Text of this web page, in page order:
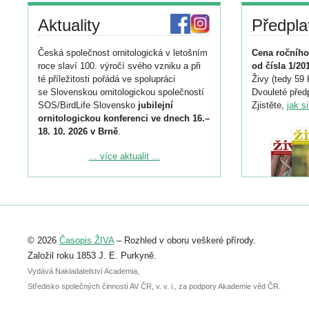
Aktuality
Česká společnost ornitologická v letošním
roce slaví 100. výročí svého vzniku a při
té příležitosti pořádá ve spolupráci
se Slovenskou ornitologickou společností
SOS/BirdLife Slovensko jubilejní
ornitologickou konferenci ve dnech 16.–
18. 10. 2026 v Brně.
Podrobnější informace ke konferenci
Registrovat se můžete do 6. září.
abstraktu přihlášené přednášky nebo
posteru je už 30. června.
... více aktualit ...
Cena
od čísla 1/
Živy (tedy 59
Dvouleté
Zjistěte, jak
© 2026 Časopis ŽIVA– Rozhled v oboru veškeré přírody.
Založil roku 1853 J. E. Purkyně.
Vydává Nakladatelství Academia,
Středisko společných činností AV ČR, v. v. i., za podpory Akademie věd ČR.